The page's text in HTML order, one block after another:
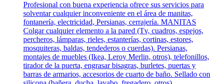
Profesional con buena experiencia ofrece sus servicios para
solventar cualquier inconveniente en el área de manitas,
fontanería, electricidad, Persianas, cerrajería. MANITAS
Colgar cualquier elemento a la pared (Tv, cuadros, espejos,
percheros, lámparas, rieles, estanterías, cortinas, estores,
mosquiteras, baldas, tendederos o cuerdas). Persianas,
montajes de muebles (Ikea, Leroy Merlin, otros), telefonillos,
tirador de la puerta, engrasar bisagras, burletes, puertas y
barras de armarios, accesorios de cuarto de baño. Sellado con